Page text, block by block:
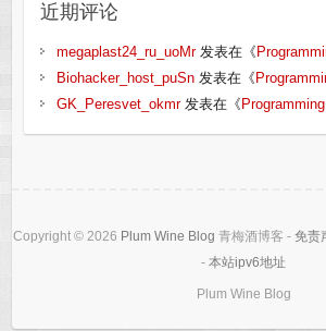
近期评论
megaplast24_ru_uoMr发表在《
Biohacker_host_puSn发表在《
GK_Peresvet_okmr发表在《
Copyright © 2026 Plum Wine Blog 青梅酒博客 - 免责
- 本站ipv6地址
Plum Wine Blog